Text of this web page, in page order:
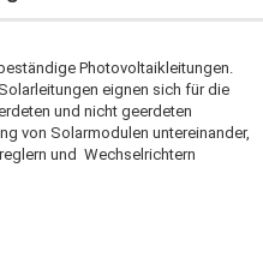
Photovoltaikleitungen.
eignen sich für die
und nicht geerdeten
von Solarmodulen untereinander,
und Wechselrichtern